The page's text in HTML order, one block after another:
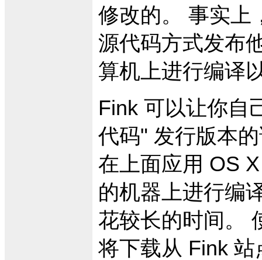
修改的。 事实上
源代码方式发布
算机上进行编译
Fink 可以让你自
代码" 发行版本
在上面应用 OS
的机器上进行编
花较长的时间。
将下载从 Fink